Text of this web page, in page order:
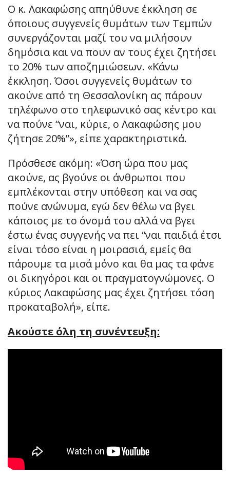
Ο κ. Λακαφώσης απηύθυνε έκκληση σε
όποιους συγγενείς θυμάτων των Τεμπών
συνεργάζονται μαζί του να μιλήσουν
δημόσια και να πουν αν τους έχει ζητήσει
το 20% των αποζημιώσεων. «Κάνω
έκκληση. Όσοι συγγενείς θυμάτων το
ακούνε από τη Θεσσαλονίκη ας πάρουν
τηλέφωνο στο τηλεφωνικό σας κέντρο και
να πούνε “ναι, κύριε, ο Λακαφώσης μου
ζήτησε 20%”», είπε χαρακτηριστικά.
Πρόσθεσε ακόμη: «Όση ώρα που μας
ακούνε, ας βγούνε οι άνθρωποι που
εμπλέκονται στην υπόθεση και να σας
πούνε ανώνυμα, εγώ δεν θέλω να βγει
κάποιος με το όνομά του αλλά να βγει
έστω ένας συγγενής να πει “ναι παιδιά έτσι
είναι τόσο είναι η μοιρασιά, εμείς θα
πάρουμε τα μισά μόνο και θα μας τα φάνε
οι δικηγόροι και οι πραγματογνώμονες. Ο
κύριος Λακαφώσης μας έχει ζητήσει τόση
προκαταβολή», είπε.
Ακούστε όλη τη συνέντευξη: